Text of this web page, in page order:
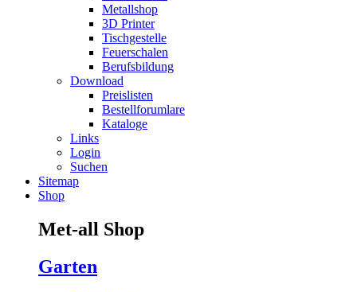
Metallshop
3D Printer
Tischgestelle
Feuerschalen
Berufsbildung
Download
Preislisten
Bestellforumlare
Kataloge
Links
Login
Suchen
Sitemap
Shop
Met-all Shop
Garten